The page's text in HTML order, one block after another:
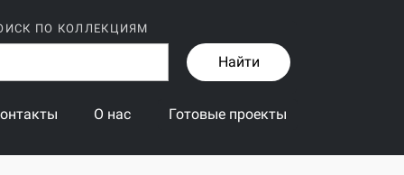
ПО КОЛЛЕКЦИЯМ
Найти
О нас Готовые проекты